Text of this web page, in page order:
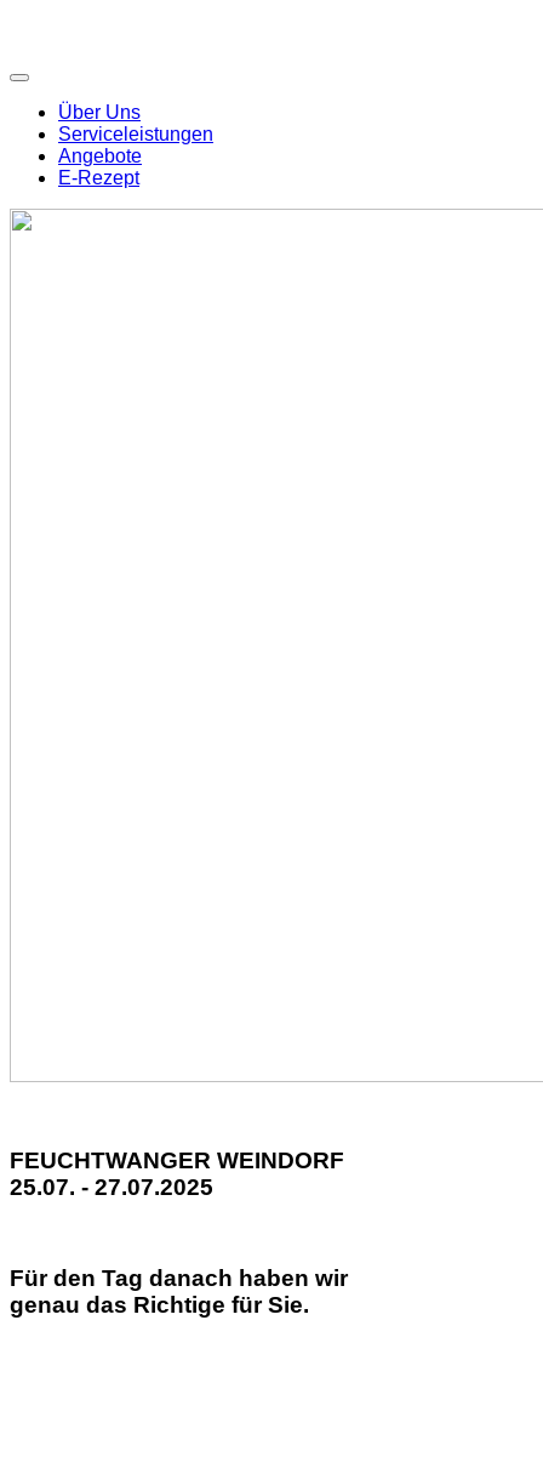
Über Uns
Serviceleistungen
Angebote
E-Rezept
FEUCHTWANGER WEINDORF
25.07. - 27.07.2025
Für den Tag danach haben wir
genau das Richtige für Sie.